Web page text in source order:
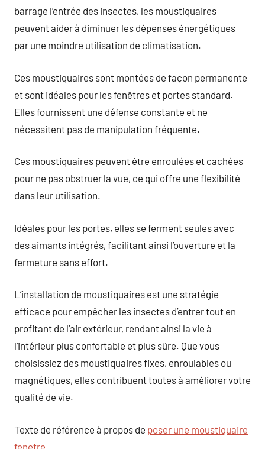
barrage l’entrée des insectes, les moustiquaires
peuvent aider à diminuer les dépenses énergétiques
par une moindre utilisation de climatisation.
Ces moustiquaires sont montées de façon permanente
et sont idéales pour les fenêtres et portes standard.
Elles fournissent une défense constante et ne
nécessitent pas de manipulation fréquente.
Ces moustiquaires peuvent être enroulées et cachées
pour ne pas obstruer la vue, ce qui offre une flexibilité
dans leur utilisation.
Idéales pour les portes, elles se ferment seules avec
des aimants intégrés, facilitant ainsi l’ouverture et la
fermeture sans effort.
L’installation de moustiquaires est une stratégie
efficace pour empêcher les insectes d’entrer tout en
profitant de l’air extérieur, rendant ainsi la vie à
l’intérieur plus confortable et plus sûre. Que vous
choisissiez des moustiquaires fixes, enroulables ou
magnétiques, elles contribuent toutes à améliorer votre
qualité de vie.
Texte de référence à propos de poser une moustiquaire
fenetre